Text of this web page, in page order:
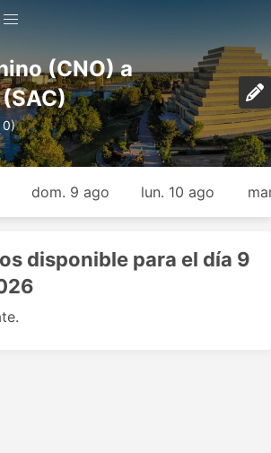
(CNO) a
0)
dom. 9 ago lun. 10 ago
disponible para el día 9